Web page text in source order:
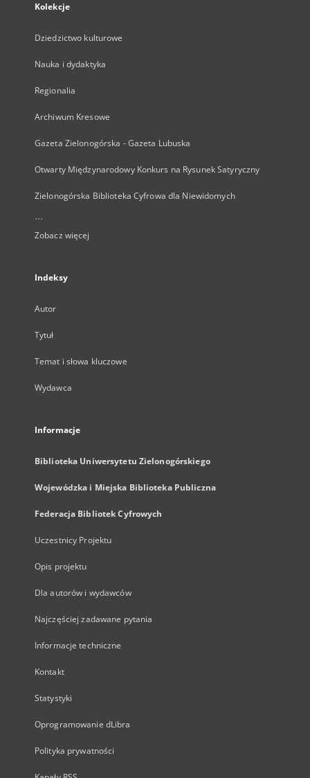
Kolekcje
Dziedzictwo kulturowe
Nauka i dydaktyka
Regionalia
Archiwum Kresowe
Gazeta Zielonogórska - Gazeta Lubuska
Otwarty Międzynarodowy Konkurs na Rysunek Satyryczny
Zielonogórska Biblioteka Cyfrowa dla Niewidomych
...
Zobacz więcej
Indeksy
Autor
Tytuł
Temat i słowa kluczowe
Wydawca
Informacje
Biblioteka Uniwersytetu Zielonogórskiego
Wojewódzka i Miejska Biblioteka Publiczna
Federacja Bibliotek Cyfrowych
Uczestnicy Projektu
Opis projektu
Dla autorów i wydawców
Najczęściej zadawane pytania
Informacje techniczne
Kontakt
Statystyki
Oprogramowanie dLibra
Polityka prywatności